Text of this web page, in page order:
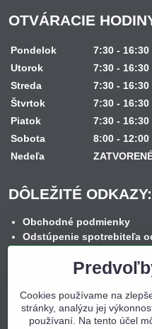
OTVÁRACIE
Pondelok
7:30 -
Utorok
7:30 - 16:30
Streda
7:30 - 16:30
Štvrtok
7:30 - 16:30
Piatok
7:30 - 16:30
Sobota
8:00 - 12:00
Nedeľa
DÔLEŽITÉ ODKAZY:
Obchodné podmienky
Odstúpenie spotrebiteľa
Reklamačný formulár
Spôsob platby
Nákup na splátky
Ochrana osobných údajov
Cookies používame na
stránky, analýzu jej
používaní. Na tento účel